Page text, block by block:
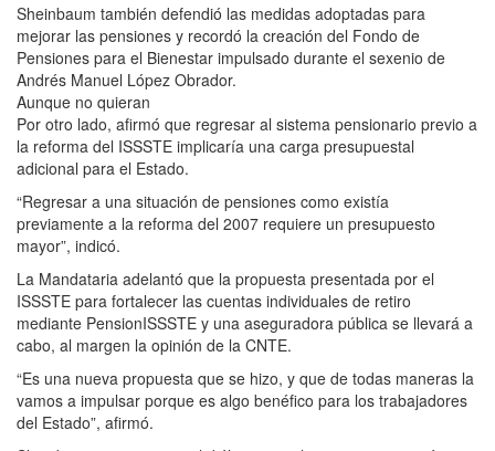
Sheinbaum también defendió las medidas adoptadas para
mejorar las pensiones y recordó la creación del Fondo de
Pensiones para el Bienestar impulsado durante el sexenio de
Andrés Manuel López Obrador.
Aunque no quieran
Por otro lado, afirmó que regresar al sistema pensionario previo a
la reforma del ISSSTE implicaría una carga presupuestal
adicional para el Estado.
“Regresar a una situación de pensiones como existía
previamente a la reforma del 2007 requiere un presupuesto
mayor”, indicó.
La Mandataria adelantó que la propuesta presentada por el
ISSSTE para fortalecer las cuentas individuales de retiro
mediante PensionISSSTE y una aseguradora pública se llevará a
cabo, al margen la opinión de la CNTE.
“Es una nueva propuesta que se hizo, y que de todas maneras la
vamos a impulsar porque es algo benéfico para los trabajadores
del Estado”, afirmó.